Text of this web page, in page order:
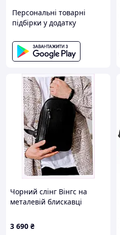
Персональні товарні
підбірки у додатку
Чорний слінг Вінгс на
металевій блискавці
3 690 ₴